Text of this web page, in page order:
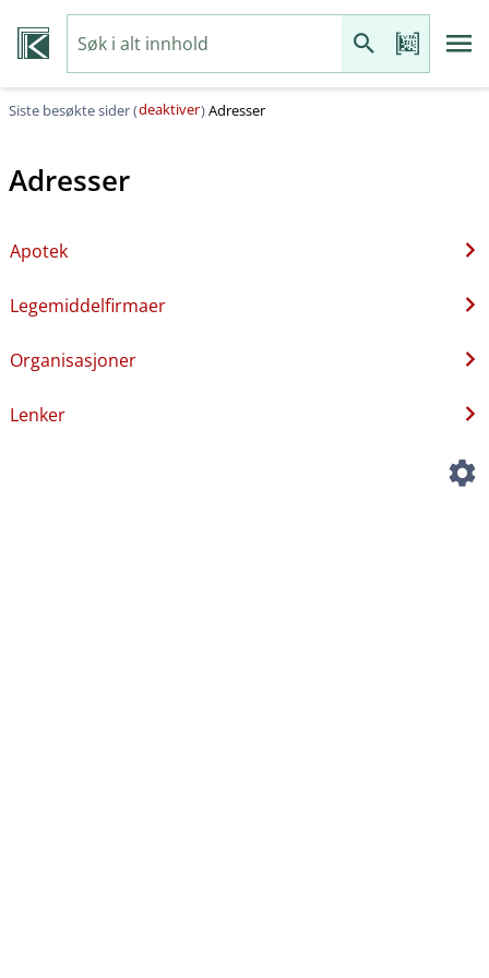
Siste besøkte sider (deaktiver)Adresser
Adresser
Apotek
Legemiddelfirmaer
Organisasjoner
Lenker